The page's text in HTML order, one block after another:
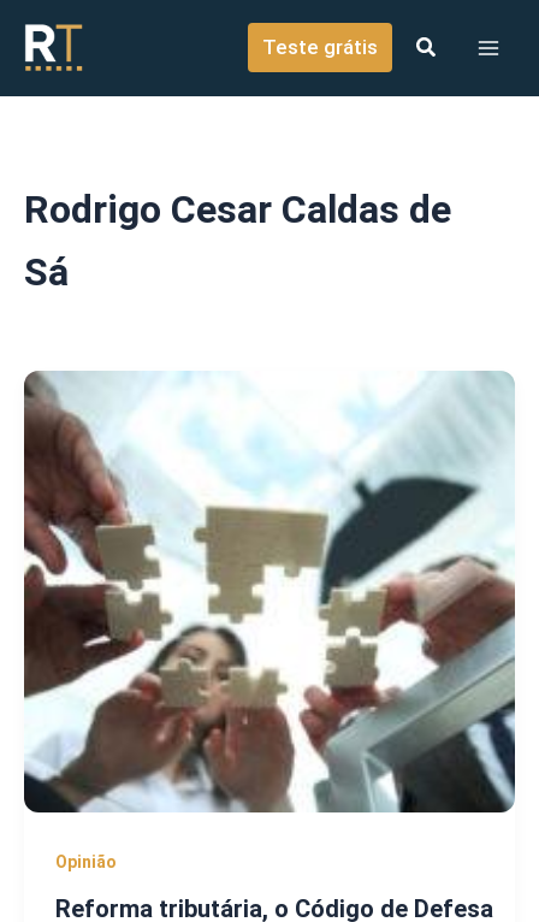
conteúdo
Teste grátis
Rodrigo Cesar Caldas de
Sá
Opinião
Reforma tributária, o Código de Defesa